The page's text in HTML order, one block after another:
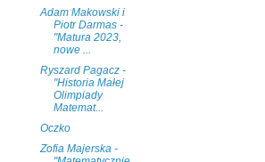
Adam Makowski i
Piotr Darmas -
"Matura 2023,
nowe ...
Ryszard Pagacz -
"Historia Małej
Olimpiady
Matemat...
Oczko
Zofia Majerska -